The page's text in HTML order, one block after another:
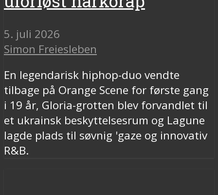
5. juli 2026
Simon Freiesleben
En legendarisk hiphop-duo vendte
tilbage på Orange Scene for første gang
i 19 år, Gloria-grotten blev forvandlet til
et ukrainsk beskyttelsesrum og Lagune
lagde plads til søvnig 'gaze og innovativ
R&B.